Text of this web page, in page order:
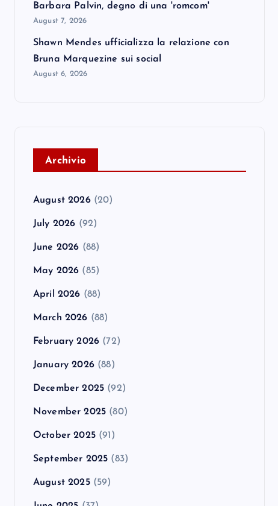
Barbara Palvin, degno di una 'romcom'
August 7, 2026
Shawn Mendes ufficializza la relazione con
Bruna Marquezine sui social
August 6, 2026
Archivio
August 2026(20)
July 2026 (92)
June 2026 (88)
May 2026 (85)
April 2026 (88)
March 2026 (88)
February 2026 (72)
January 2026(88)
December 2025 (92)
November 2025 (80)
October 2025(91)
September 2025 (83)
August 2025(59)